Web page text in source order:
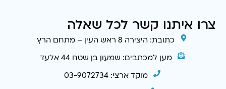
צרו איתנו קשר לכל שאלה
כתובת: היצירה 8 ראש העין – מתחם הרץ
מען למכתבים: שמעון בן שטח 44 אלעד
מוקד ארצי: 03-9072734